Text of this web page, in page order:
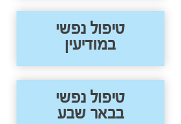
טיפול נפשי
במודיעין
טיפול נפשי
בבאר שבע